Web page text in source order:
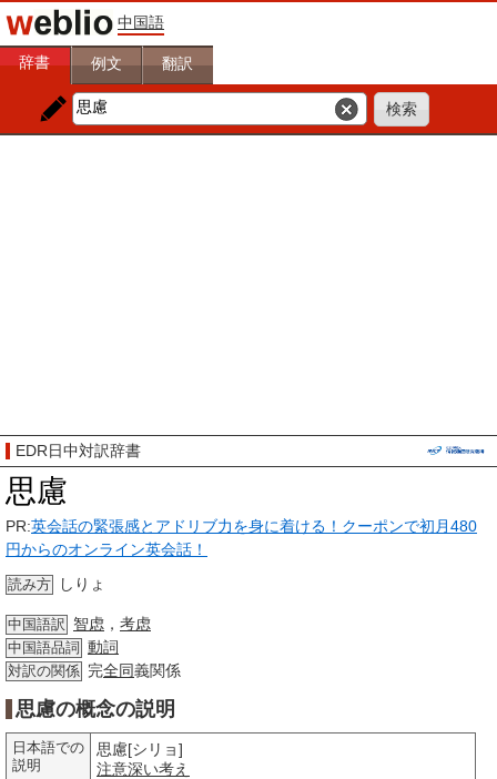
中国語
辞書 例文 翻訳
EDR日中対訳辞書
思慮
PR:英会話の緊張感とアドリブ力を身に着ける！クーポンで初月480
円からのオンライン英会話！
読み方 しりょ
中国語訳 智虑 ， 考虑
中国語品詞 動詞
対訳の関係 完全同義関係
思慮の概念の説明
日本語での
説明
思慮[シリョ]
注意深い考え